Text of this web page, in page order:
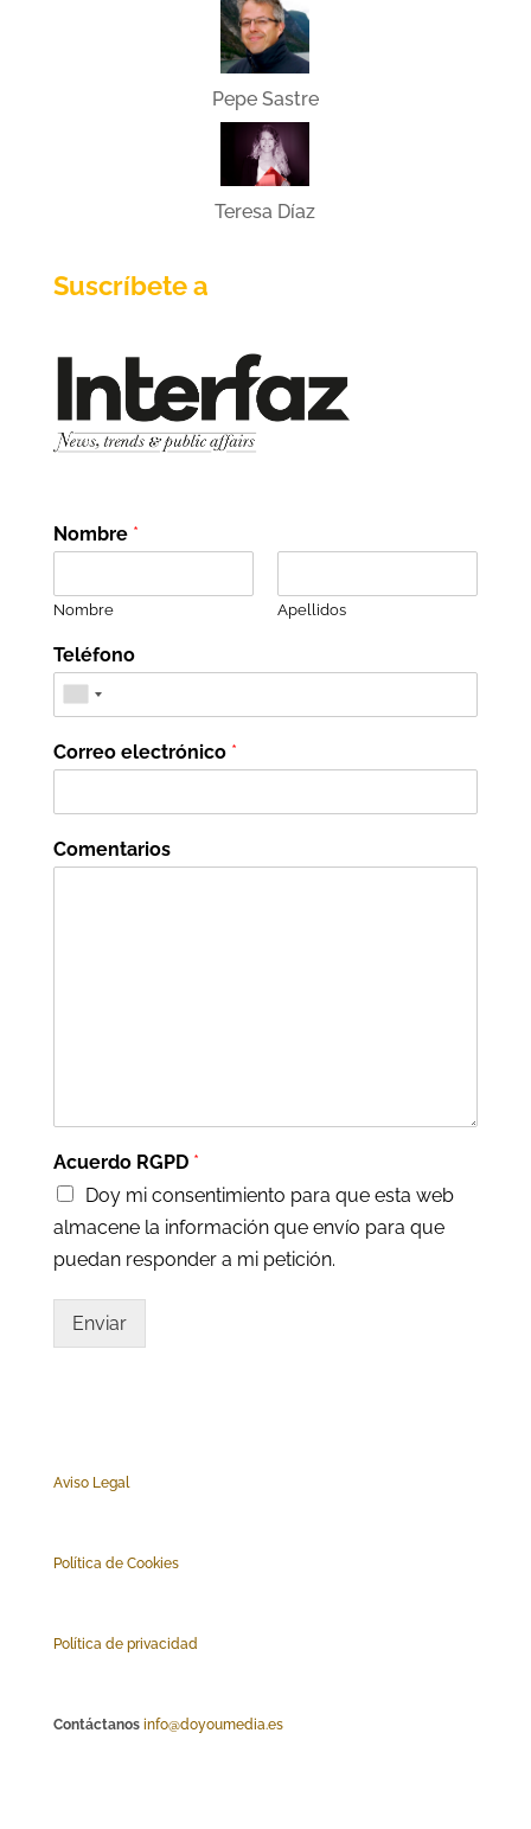
Pepe Sastre
Teresa Díaz
Suscríbete a
Nombre *
Nombre Apellidos
Teléfono
Correo electrónico *
Comentarios
Acuerdo RGPD *
Doy mi consentimiento para que esta web
almacene la información que envío para que
puedan responder a mi petición.
Enviar
Aviso Legal
Política de Cookies
Política de privacidad
Contáctanos info@doyoumedia.es